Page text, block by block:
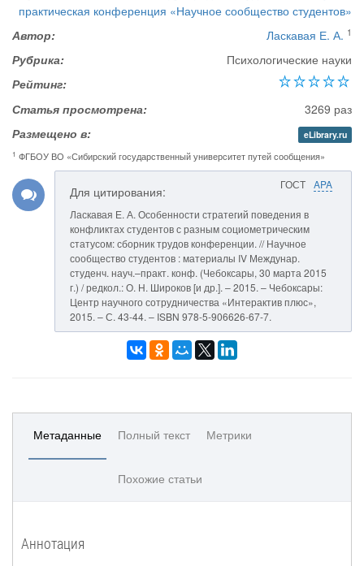
практическая конференция «Научное сообщество студентов»
Автор:
Ласкавая Е. А. 1
Рубрика:
Психологические науки
Рейтинг:
Статья просмотрена:
3269 раз
Размещено в:
eLibrary.ru
1 ФГБОУ ВО «Сибирский государственный университет путей сообщения»
ГОСТ APA
Для цитирования:
Ласкавая Е. А. Особенности стратегий поведения в
конфликтах студентов с разным социометрическим
статусом: сборник трудов конференции. // Научное
сообщество студентов : материалы IV Междунар.
студенч. науч.–практ. конф. (Чебоксары, 30 марта 2015
г.) / редкол.: О. Н. Широков [и др.]. – 2015. – Чебоксары:
Центр научного сотрудничества «Интерактив плюс»,
2015. – С. 43-44. – ISBN 978-5-906626-67-7.
Метаданные Полный текст Метрики
Похожие статьи
Аннотация